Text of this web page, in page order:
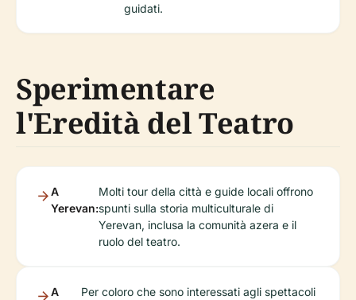
guidati.
Sperimentare
l'Eredità del Teatro
A
Yerevan:
Molti tour della città e guide locali offrono
spunti sulla storia multiculturale di
Yerevan, inclusa la comunità azera e il
ruolo del teatro.
A
Per coloro che sono interessati agli spettacoli